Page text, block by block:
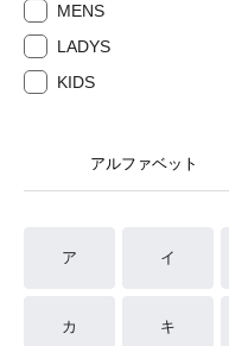
MENS
LADYS
KIDS
アルファベット
ア イ
カ キ